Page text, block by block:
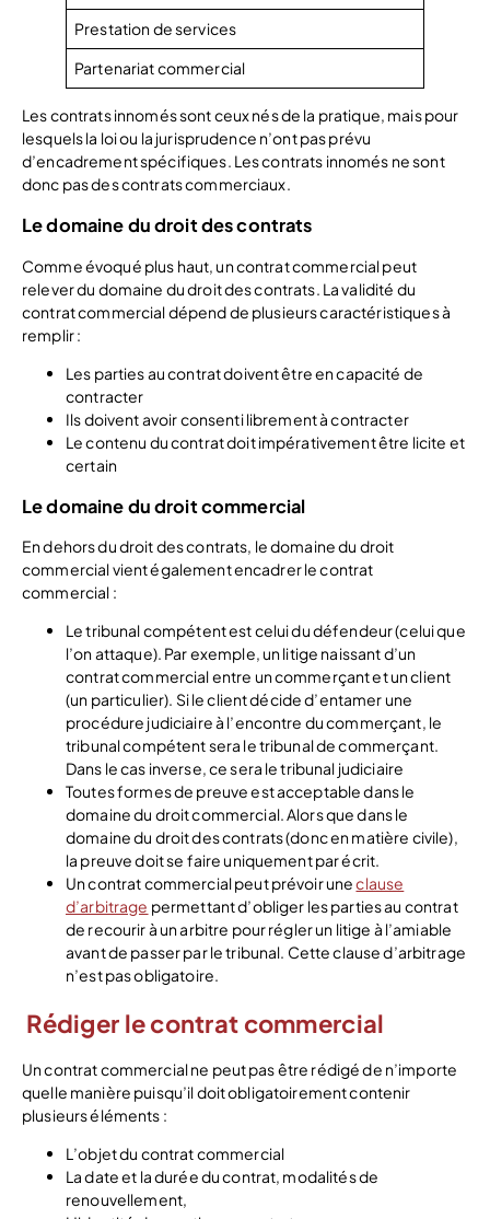
Prestation de services
Partenariat commercial
Les contrats innomés sont ceux nés de la pratique, mais pour
lesquels la loi ou la jurisprudence n’ont pas prévu
d’encadrement spécifiques. Les contrats innomés ne sont
donc pas des contrats commerciaux.
Le domaine du droit des contrats
Comme évoqué plus haut, un contrat commercial peut
relever du domaine du droit des contrats. La validité du
contrat commercial dépend de plusieurs caractéristiques à
remplir :
Les parties au contrat doivent être en capacité de
contracter
Ils doivent avoir consenti librement à contracter
Le contenu du contrat doit impérativement être licite et
certain
Le domaine du droit commercial
En dehors du droit des contrats, le domaine du droit
commercial vient également encadrer le contrat
commercial :
Le tribunal compétent est celui du défendeur (celui que
l’on attaque). Par exemple, un litige naissant d’un
contrat commercial entre un commerçant et un client
(un particulier). Si le client décide d’entamer une
procédure judiciaire à l’encontre du commerçant, le
tribunal compétent sera le tribunal de commerçant.
Dans le cas inverse, ce sera le tribunal judiciaire
Toutes formes de preuve est acceptable dans le
domaine du droit commercial. Alors que dans le
domaine du droit des contrats (donc en matière civile),
la preuve doit se faire uniquement par écrit.
Un contrat commercial peut prévoir uneclause
d’arbitrage permettant d’obliger les parties au contrat
de recourir à un arbitre pour régler un litige à l’amiable
avant de passer par le tribunal. Cette clause d’arbitrage
n’est pas obligatoire.
Rédiger le contrat commercial
Un contrat commercial ne peut pas être rédigé de n’importe
quelle manière puisqu’il doit obligatoirement contenir
plusieurs éléments :
L’objet du contrat commercial
La date et la durée du contrat, modalités de
renouvellement,